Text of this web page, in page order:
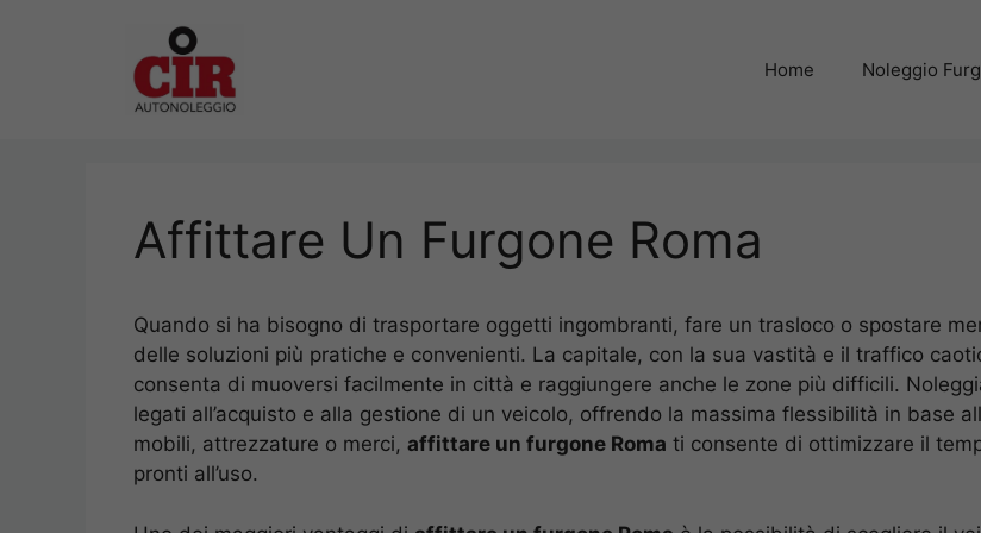
Home Noleggio
Affittare Un Furgone Roma
Quando si ha bisogno di trasportare oggetti ingombranti, fare un trasloco o spostare
delle soluzioni più pratiche e convenienti. La capitale, con la sua vastità e il traffico
consenta di muoversi facilmente in città e raggiungere anche le zone più difficili.
legati all’acquisto e alla gestione di un veicolo, offrendo la massima flessibilità in base
mobili, attrezzature o merci, affittare un furgone Roma ti consente di ottimizzare il
pronti all’uso.